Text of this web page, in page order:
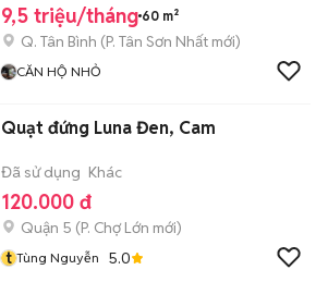
9,5 triệu/tháng 60 m²
Q. Tân Bình (P. Tân Sơn Nhất mới)
CĂN HỘ NHỎ
Quạt đứng Luna Đen, Cam
Đã sử dụng Khác
120.000 đ
Quận 5 (P. Chợ Lớn mới)
t Tùng Nguyễn 5.0